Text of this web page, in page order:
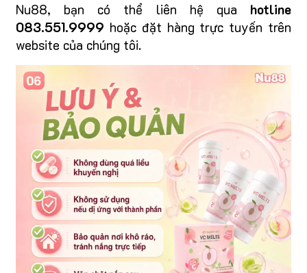
Nu88, bạn có thể liên hệ qua hotline
083.551.9999 hoặc đặt hàng trực tuyến trên
website của chúng tôi.